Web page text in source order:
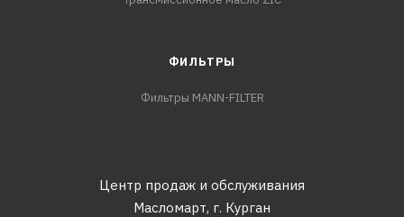
ФИЛЬТРЫ
Фильтры MANN-FILTER
Центр продаж и обслуживания
Масломарт, г. Курган